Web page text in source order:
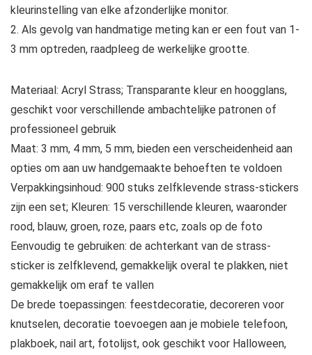
kleurinstelling van elke afzonderlijke monitor.
2. Als gevolg van handmatige meting kan er een fout van 1-
3 mm optreden, raadpleeg de werkelijke grootte.
Materiaal: Acryl Strass; Transparante kleur en hoogglans,
geschikt voor verschillende ambachtelijke patronen of
professioneel gebruik
Maat: 3 mm, 4 mm, 5 mm, bieden een verscheidenheid aan
opties om aan uw handgemaakte behoeften te voldoen
Verpakkingsinhoud: 900 stuks zelfklevende strass-stickers
zijn een set; Kleuren: 15 verschillende kleuren, waaronder
rood, blauw, groen, roze, paars etc, zoals op de foto
Eenvoudig te gebruiken: de achterkant van de strass-
sticker is zelfklevend, gemakkelijk overal te plakken, niet
gemakkelijk om eraf te vallen
De brede toepassingen: feestdecoratie, decoreren voor
knutselen, decoratie toevoegen aan je mobiele telefoon,
plakboek, nail art, fotolijst, ook geschikt voor Halloween,